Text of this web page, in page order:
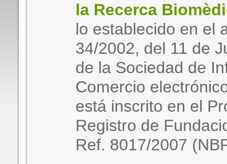
la Recerca
lo establecido en el
34/2002, del 11 de
de la Sociedad de
Comercio
está inscrito en el
Registro de
Ref. 8017/2007